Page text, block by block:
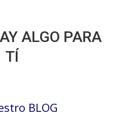
ALGO PARA
TÍ
BLOG